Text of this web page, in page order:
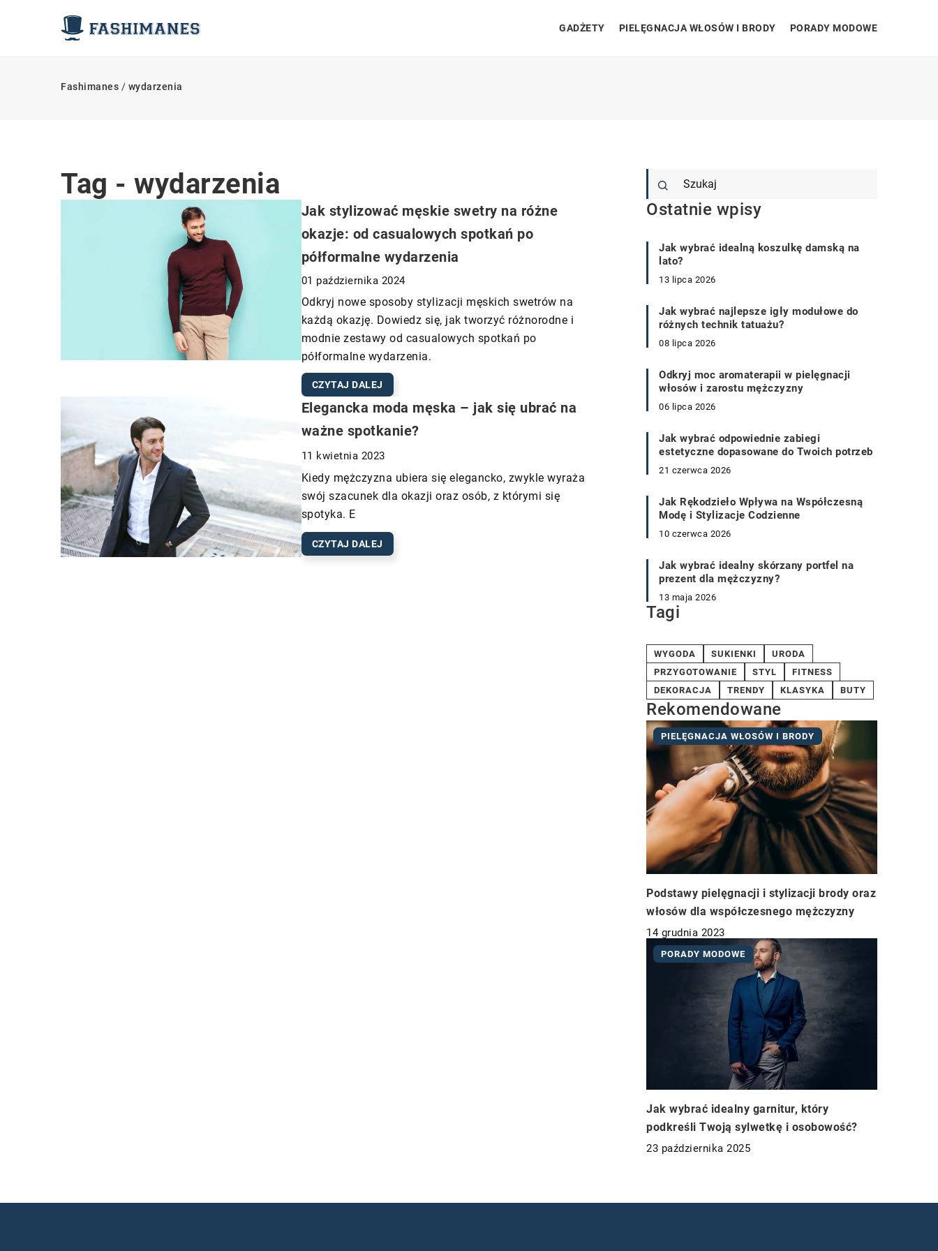
GADŻETY PIELĘGNACJA WŁOSÓW I BRODY PORADY MODOWE
Fashimanes / wydarzenia
Tag - wydarzenia
Jak stylizować męskie swetry na różne
okazje: od casualowych spotkań po
półformalne wydarzenia
01 października 2024
Odkryj nowe sposoby stylizacji męskich swetrów na
każdą okazję. Dowiedz się, jak tworzyć różnorodne i
modnie zestawy od casualowych spotkań po
półformalne wydarzenia.
CZYTAJ DALEJ
Elegancka moda męska – jak się ubrać na
ważne spotkanie?
11 kwietnia 2023
Kiedy mężczyzna ubiera się elegancko, zwykle wyraża
swój szacunek dla okazji oraz osób, z którymi się
spotyka. E
CZYTAJ DALEJ
Ostatnie wpisy
Jak wybrać idealną koszulkę damską na
lato?
13 lipca 2026
Jak wybrać najlepsze igły modułowe do
różnych technik tatuażu?
08 lipca 2026
Odkryj moc aromaterapii w pielęgnacji
włosów i zarostu mężczyzny
06 lipca 2026
Jak wybrać odpowiednie zabiegi
estetyczne dopasowane do Twoich potrzeb
21 czerwca 2026
Jak Rękodzieło Wpływa na Współczesną
Modę i Stylizacje Codzienne
10 czerwca 2026
Jak wybrać idealny skórzany portfel na
prezent dla mężczyzny?
13 maja 2026
Tagi
WYGODA SUKIENKI
URODA
PRZYGOTOWANIE
STYL
FITNESS
DEKORACJA
TRENDY KLASYKA BUTY
Rekomendowane
PIELĘGNACJA WŁOSÓW I BRODY
Podstawy pielęgnacji i stylizacji brody oraz
włosów dla współczesnego mężczyzny
14 grudnia 2023
PORADY MODOWE
Jak wybrać idealny garnitur, który
podkreśli Twoją sylwetkę i osobowość?
23 października 2025